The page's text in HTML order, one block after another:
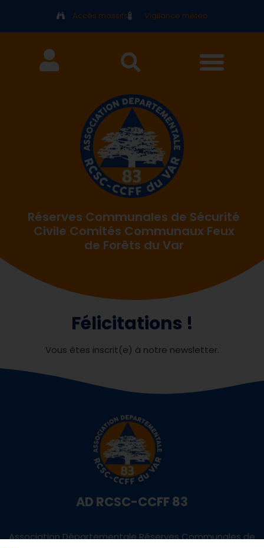
Accès massifs Vigilance météo
Réserves Communales de Sécurité
Civile Comités Communaux Feux
de Forêts du Var
Félicitations !
Vous êtes inscrit(e) à notre newsletter.
AD RCSC-CCFF 83
Association Départementale Réserves Communales de